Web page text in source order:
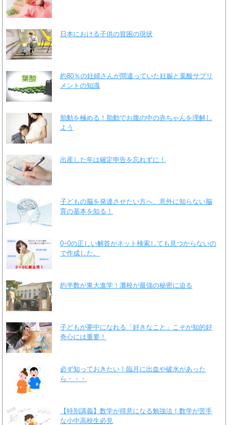
日本における子供の貧困の現状
約80％の妊婦さんが間違っていた妊娠と葉酸サプリ
メントの知識
胎動を極める！胎動でお腹の中の赤ちゃんを理解し
よう
出産した年は確定申告を忘れずに！
子どもの脳を発達させたい方へ、意外に知らない脳
育の基本を知る！
0÷0の正しい解答がネット検索しても見つからないの
で作成した。
約半数が東大進学！灘校が最強の秘密に迫る
子どもが夢中になれる「好きなこと」こそが知的好
奇心には重要！
必ず知っておきたい！臨月に出血や破水があった
ら・・・
【特別講義】数学が得意になる勉強法！数学が苦手
な小中高校生必見